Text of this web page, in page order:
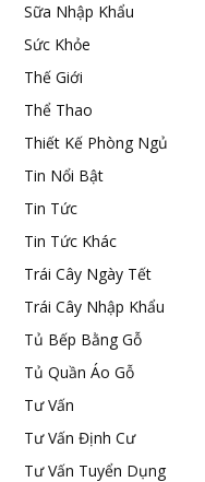
Sữa Nhập Khẩu
Sức Khỏe
Thế Giới
Thể Thao
Thiết Kế Phòng Ngủ
Tin Nổi Bật
Tin Tức
Tin Tức Khác
Trái Cây Ngày Tết
Trái Cây Nhập Khẩu
Tủ Bếp Bằng Gỗ
Tủ Quần Áo Gỗ
Tư Vấn
Tư Vấn Định Cư
Tư Vấn Tuyển Dụng